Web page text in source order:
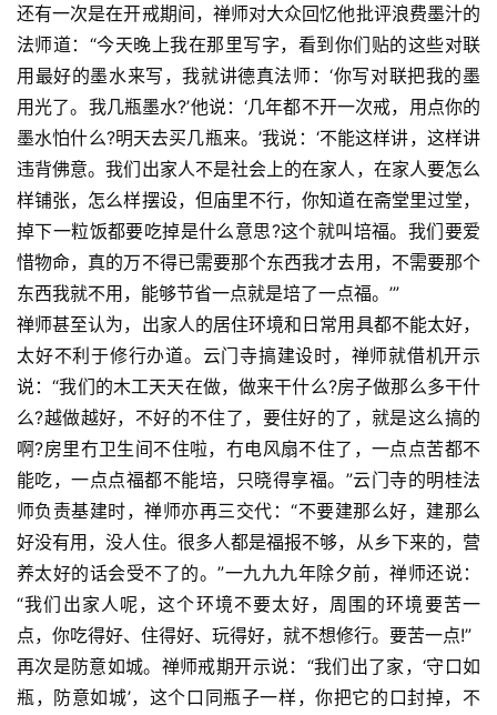
还有一次是在开戒期间，禅师对大众回忆他批评浪费墨汁的
法师道：“今天晚上我在那里写字，看到你们贴的这些对联
用最好的墨水来写，我就讲德真法师：‘你写对联把我的墨
用光了。我几瓶墨水?’他说：‘几年都不开一次戒，用点你的
墨水怕什么?明天去买几瓶来。’我说：‘不能这样讲，这样讲
违背佛意。我们出家人不是社会上的在家人，在家人要怎么
样铺张，怎么样摆设，但庙里不行，你知道在斋堂里过堂，
掉下一粒饭都要吃掉是什么意思?这个就叫培福。我们要爱
惜物命，真的万不得已需要那个东西我才去用，不需要那个
东西我就不用，能够节省一点就是培了一点福。’”
禅师甚至认为，出家人的居住环境和日常用具都不能太好，
太好不利于修行办道。云门寺搞建设时，禅师就借机开示
说：“我们的木工天天在做，做来干什么?房子做那么多干什
么?越做越好，不好的不住了，要住好的了，就是这么搞的
啊?房里冇卫生间不住啦，冇电风扇不住了，一点点苦都不
能吃，一点点福都不能培，只晓得享福。”云门寺的明桂法
师负责基建时，禅师亦再三交代：“不要建那么好，建那么
好没有用，没人住。很多人都是福报不够，从乡下来的，营
养太好的话会受不了的。”一九九九年除夕前，禅师还说：
“我们出家人呢，这个环境不要太好，周围的环境要苦一
点，你吃得好、住得好、玩得好，就不想修行。要苦一点!”
再次是防意如城。禅师戒期开示说：“我们出了家，‘守口如
瓶，防意如城’，这个口同瓶子一样，你把它的口封掉，不